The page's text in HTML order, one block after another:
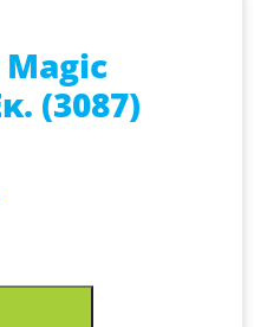
(3087)